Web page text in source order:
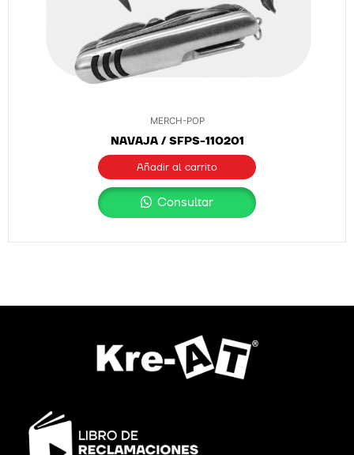
MERCH-POP
NAVAJA / SFPS-110201
Añadir al carrito
Consultar